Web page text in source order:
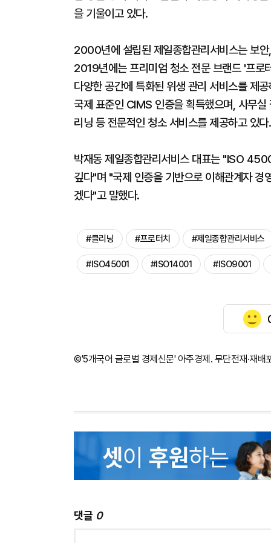
을 기울이고 있다.
2000년에 설립된 제일종합관리서비스는 보
2019년에는 프리미엄 청소 전문 브랜드 '프
다양한 공간에 특화된 위생 관리 서비스를 제
국제 표준인 CIMS 인증을 획득했으며, 사무
리닝 등 전문적인 청소 서비스를 제공하고 있다.
박재동 제일종합관리서비스 대표는 "ISO
깊다"며 "국제 인증을 기반으로 이해관계자
겠다"고 말했다.
#클리닝 #프로터치 #제일종합관리서비스
#ISO45001 #ISO14001 #ISO9001
©'5개국어 글로벌 경제신문' 아주경제. 무단전재·재배
댓글 0